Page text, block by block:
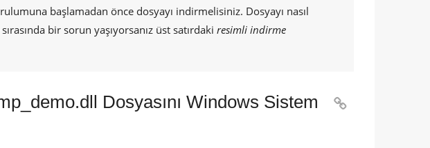
başlamadan önce dosyayı indirmelisiniz. Dosyayı nasıl
bir sorun yaşıyorsanız üst satırdaki resimli indirme
Dosyasını Windows Sistem
